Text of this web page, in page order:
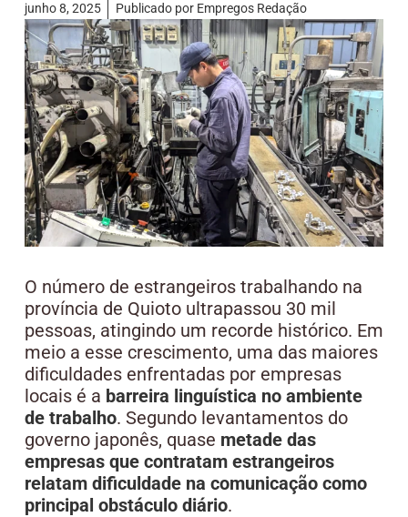
junho 8, 2025 Publicado porEmpregos Redação
O número de estrangeiros trabalhando na
província de Quioto ultrapassou 30 mil
pessoas, atingindo um recorde histórico. Em
meio a esse crescimento, uma das maiores
dificuldades enfrentadas por empresas
locais é a barreira linguística no ambiente
de trabalho. Segundo levantamentos do
governo japonês, quase metade das
empresas que contratam estrangeiros
relatam dificuldade na comunicação como
principal obstáculo diário.